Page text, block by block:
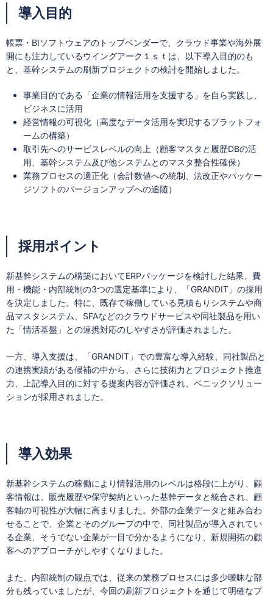
導入目的
帳票・BIソフトウェアのトップベンダーで、クラウド事業や海外展
開にも注力しているウイングアーク１ｓｔは、以下導入目的のも
と、基幹システムの刷新プロジェクトの検討を開始しました。
事業目的である「企業の情報活用を支援する」を自ら実践し、
ビジネスに活用
経営情報の可視化（高度なデータ活用を実現するプラットフォ
ームの構築）
取引先へのサービスレベルの向上（顧客マスタと履歴DBの活
用、基幹システム及び他システムとのマスタ整合性確保）
業務プロセスの適正化（会計数値への統制、法改正やパッケー
ジソフトのバージョンアップへの追随）
採用ポイント
新基幹システムの構築においてERPパッケージを検討した結果、費
用・機能・内部統制の3つの選定基準により、「GRANDIT」の採用
を決定しました。特に、既存で稼働している見積もりシステムや商
品マスタシステム、SFAなどのクラウドサービスや同社製品を用い
た「情活基盤」との連携対応のしやすさが評価されました。
一方、導入支援は、「GRANDIT」での豊富な導入経験、同社製品と
の連携実績がある候補の中から、さらに技術力とプロジェクト推進
力、上記導入目的に対する提案内容が評価され、ベニックソリュー
ションが採用されました。
導入効果
新基幹システムの稼働により情報活用のレベルは格段に上がり、顧
客情報は、販売履歴や保守契約といった基幹データと統合され、顧
客軸の可視性が大幅に高まりました。外部の企業データと組み合わ
せることで、企業とそのグループの中で、同社製品が導入されてい
る企業、そうでない企業が一目で分かるようになり、新規開拓の顧
客へのアプローチがしやすくなりました。
また、内部統制の観点では、従来の業務プロセスには多少曖昧な部
分も残っていましたが、今回の刷新プロジェクトを通じて明確なプ